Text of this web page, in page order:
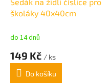
školáky 40x40cm
do 14 dnů
149 Kč / ks
Do košíku